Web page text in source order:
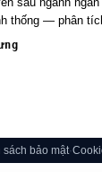
thống — phân
sách bảo mật·